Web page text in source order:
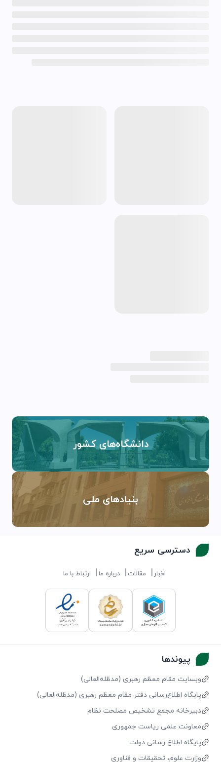
دانشگاه‌های کشور
بنیادهای ملی
دسترسی سریع
اخبار مقالات درباره ما ارتباط با ما
پیوندها
وبسایت مقام معظم رهبری (مد‌ظله‌العالی)
پایگاه اطلاع‌رسانی دفتر مقام معظم رهبری (مد‌ظله‌العالی)
دبیرخانه مجمع تشخیص مصلحت نظام
معاونت علمی ریاست جمهوری
پایگاه اطلاع رسانی دولت
وزارت علوم، تحقیقات و فناوری